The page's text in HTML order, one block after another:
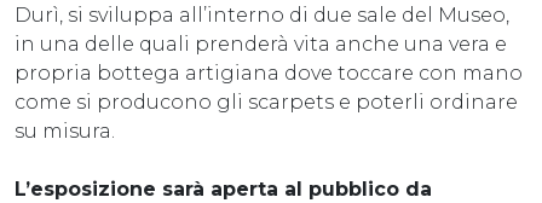
Durì, si sviluppa all’interno di due sale del Museo,
in una delle quali prenderà vita anche una vera e
propria bottega artigiana dove toccare con mano
come si producono gli scarpets e poterli ordinare
su misura.
L’esposizione sarà aperta al pubblico da